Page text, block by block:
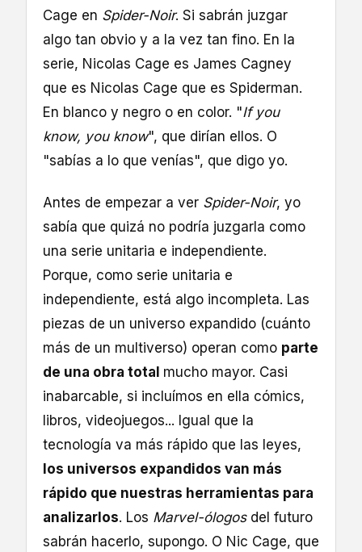
Cage en Spider-Noir. Si sabrán juzgar
algo tan obvio y a la vez tan fino. En la
serie, Nicolas Cage es James Cagney
que es Nicolas Cage que es Spiderman.
En blanco y negro o en color. "If you
know, you know", que dirían ellos. O
"sabías a lo que venías", que digo yo.
Antes de empezar a ver Spider-Noir, yo
sabía que quizá no podría juzgarla como
una serie unitaria e independiente.
Porque, como serie unitaria e
independiente, está algo incompleta. Las
piezas de un universo expandido (cuánto
más de un multiverso) operan como parte
de una obra total mucho mayor. Casi
inabarcable, si incluímos en ella cómics,
libros, videojuegos... Igual que la
tecnología va más rápido que las leyes,
los universos expandidos van más
rápido que nuestras herramientas para
analizarlos. Los Marvel-ólogos del futuro
sabrán hacerlo, supongo. O Nic Cage, que